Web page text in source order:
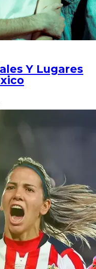
Y Lugares